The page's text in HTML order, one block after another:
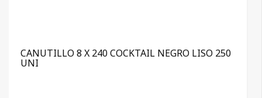
CANUTILLO 8 X 240 COCKTAIL NEGRO LISO 250
UNI